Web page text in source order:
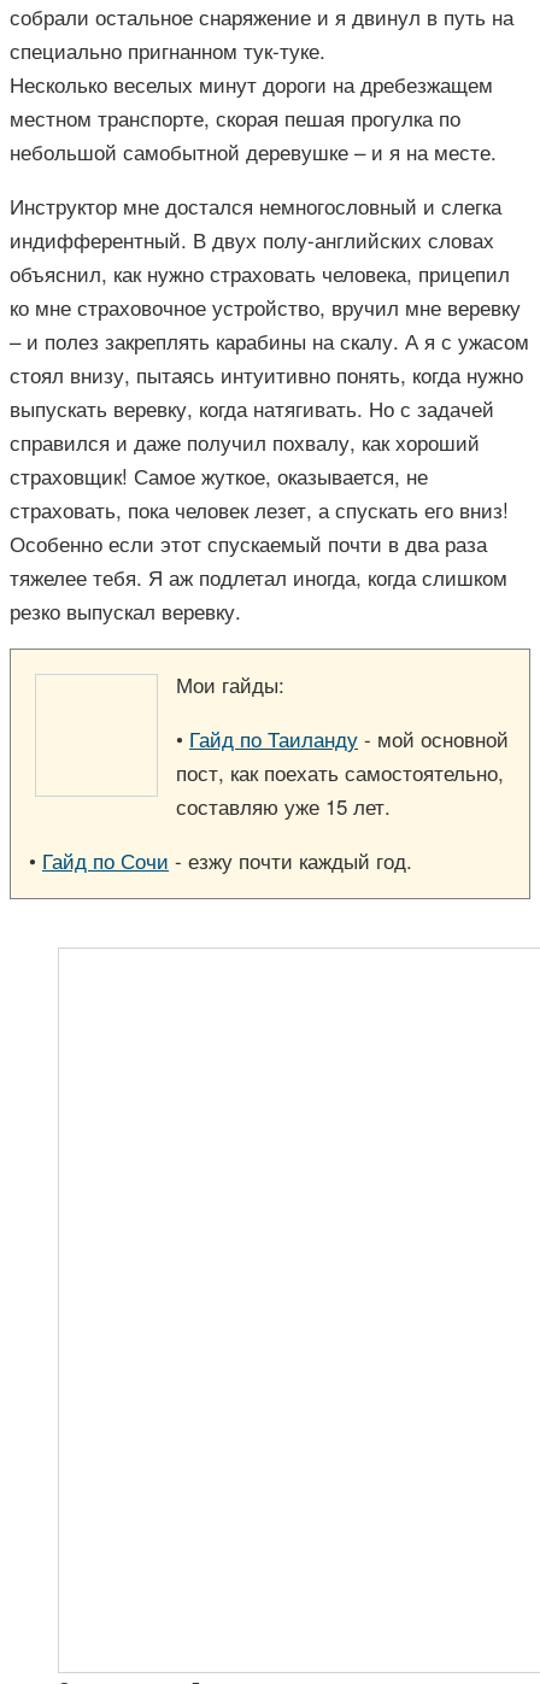
собрали остальное снаряжение и я двинул в путь на
специально пригнанном тук-туке.
Несколько веселых минут дороги на дребезжащем
местном транспорте, скорая пешая прогулка по
небольшой самобытной деревушке – и я на месте.
Инструктор мне достался немногословный и слегка
индифферентный. В двух полу-английских словах
объяснил, как нужно страховать человека, прицепил
ко мне страховочное устройство, вручил мне веревку
– и полез закреплять карабины на скалу. А я с ужасом
стоял внизу, пытаясь интуитивно понять, когда нужно
выпускать веревку, когда натягивать. Но с задачей
справился и даже получил похвалу, как хороший
страховщик! Самое жуткое, оказывается, не
страховать, пока человек лезет, а спускать его вниз!
Особенно если этот спускаемый почти в два раза
тяжелее тебя. Я аж подлетал иногда, когда слишком
резко выпускал веревку.
Мои гайды:
• Гайд по Таиланду - мой основной
пост, как поехать самостоятельно,
составляю уже 15 лет.
• Гайд по Сочи - езжу почти каждый год.